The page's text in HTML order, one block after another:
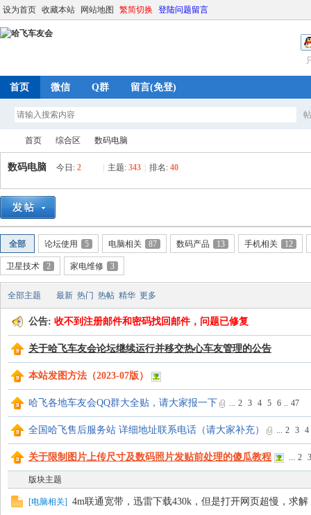
设为首页 收藏本站 网站地图 繁简切换 登陆问题留言
首页 微信 Q群 留言(免登)
哈 »
首页
›
综合区 数码电脑
数码电脑 今日: 2 主题: 343 排名: 40
全部 论坛使用 5 电脑相关 87 数码产品 13 手机相关 12
卫星技术 2 家电维修 3
全部主题 最新 热门 热帖 精华 更多
公告: 收不到注册邮件和密码找回邮件，问题已修复
关于哈飞车友会论坛继续运行并移交热心车友管理的公告
本站发图方法（2023-07版）
哈飞各地车友会QQ群大全贴，请大家报一下 ... 2 3 4 5 6 .. 47
全国哈飞售后服务站 详细地址联系电话（请大家补充） ... 2 3 4
关于限制图片上传尺寸及数码照片发贴前处理的傻瓜教程 ... 2 3
版块主题
[电脑相关] 4m联通宽带，迅雷下载430k，但是打开网页超慢，求解